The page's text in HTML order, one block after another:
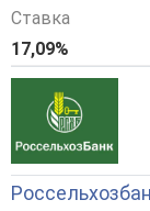
Ставка
17,09%